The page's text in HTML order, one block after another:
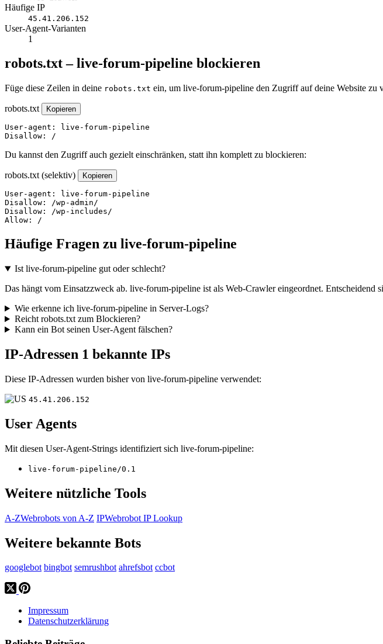
Häufige IP
45.41.206.152
User-Agent-Varianten
1
robots.txt – live-forum-pipeline blockieren
Füge diese Zeilen in deine robots.txt ein, um live-forum-pipeline den Zugriff auf deine Website zu
robots.txt Kopieren
User-agent: live-forum-pipeline
Disallow: /
Du kannst den Zugriff auch gezielt einschränken, statt ihn komplett zu blockieren:
robots.txt (selektiv) Kopieren
User-agent: live-forum-pipeline
Disallow: /wp-admin/
Disallow: /wp-includes/
Allow: /
Häufige Fragen zu live-forum-pipeline
Ist live-forum-pipeline gut oder schlecht?
Das hängt vom Einsatzzweck ab. live-forum-pipeline ist als Web-Crawler eingeordnet.
Wie erkenne ich live-forum-pipeline in Server-Logs?
Reicht robots.txt zum Blockieren?
Kann ein Bot seinen User-Agent fälschen?
IP-Adressen 1 bekannte IPs
Diese IP-Adressen wurden bisher von live-forum-pipeline verwendet:
45.41.206.152
User Agents
Mit diesen User-Agent-Strings identifiziert sich live-forum-pipeline:
live-forum-pipeline/0.1
Weitere nützliche Tools
A-ZWebrobots von A-Z IPWebrobot IP Lookup
Weitere bekannte Bots
googlebot bingbot semrushbot ahrefsbot ccbot
Impressum
Datenschutzerklärung